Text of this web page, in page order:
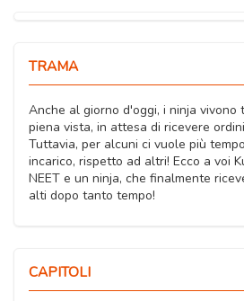
TRAMA
Anche al giorno d'oggi, i ninja vivono
piena vista, in attesa di ricevere
Tuttavia, per alcuni ci vuole più
incarico, rispetto ad altri! Ecco a voi
NEET e un ninja, che finalmente
alti dopo tanto tempo!
CAPITOLI